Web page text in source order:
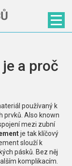
a proč
používaný k
prvků . Also known
mezi zubní
je tak klíčový
slouží k
pásků . Bez něj
komplikacím.